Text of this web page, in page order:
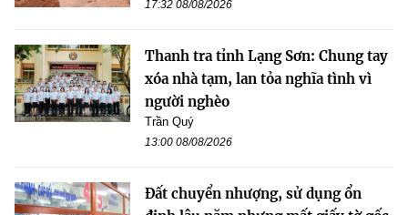
17:32 08/08/2026
Thanh tra tỉnh Lạng Sơn: Chung tay
xóa nhà tạm, lan tỏa nghĩa tình vì
người nghèo
Trần Quý
13:00 08/08/2026
Đất chuyển nhượng, sử dụng ổn